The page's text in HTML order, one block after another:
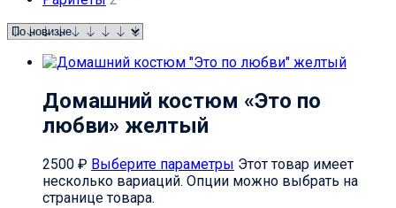
Домашний костюм «Это по
любви» желтый
2500 ₽ Выберите параметры Этот товар имеет
несколько вариаций. Опции можно выбрать на
странице товара.